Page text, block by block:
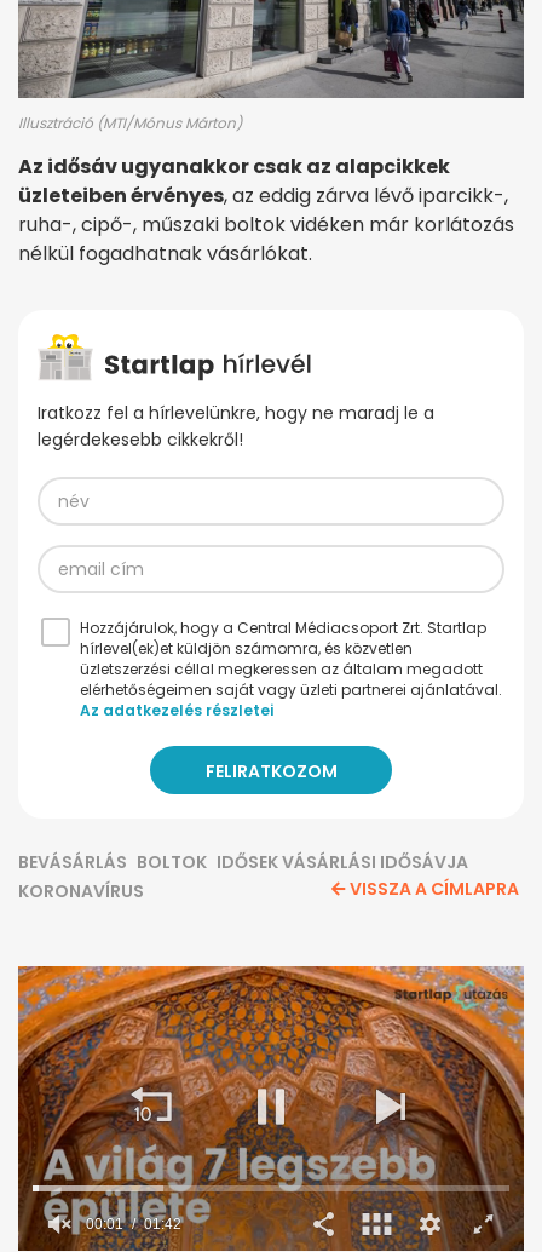
Illusztráció (MTI/Mónus Márton)
Az idősáv ugyanakkor csak az alapcikkek
üzleteiben érvényes, az eddig zárva lévő iparcikk-,
ruha-, cipő-, műszaki boltok vidéken már korlátozás
nélkül fogadhatnak vásárlókat.
Iratkozz fel a hírlevelünkre, hogy ne maradj le a
legérdekesebb cikkekről!
Hozzájárulok, hogy a Central Médiacsoport Zrt. Startlap
hírlevel(ek)et küldjön számomra, és közvetlen
üzletszerzési céllal megkeressen az általam megadott
elérhetőségeimen saját vagy üzleti partnerei ajánlatával.
Az adatkezelés részletei
BEVÁSÁRLÁS BOLTOK IDŐSEK VÁSÁRLÁSI IDŐSÁVJA
KORONAVÍRUS
VISSZA A CÍMLAPRA
00:02 01:42